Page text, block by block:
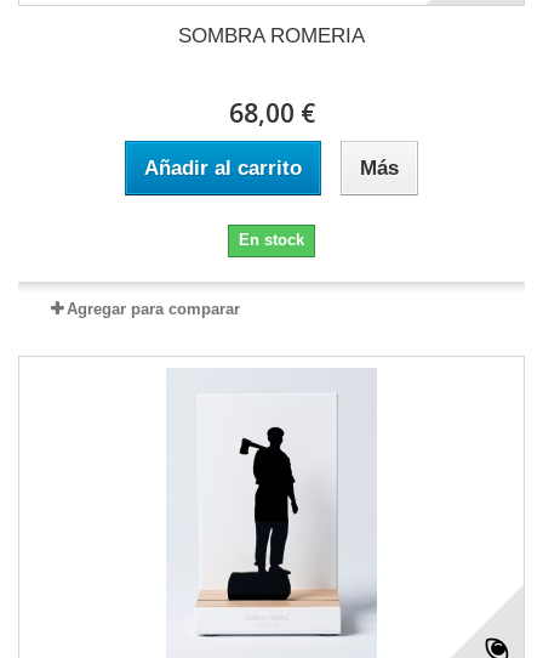
SOMBRA ROMERIA
68,00 €
Añadir al carrito Más
En stock
Agregar para comparar